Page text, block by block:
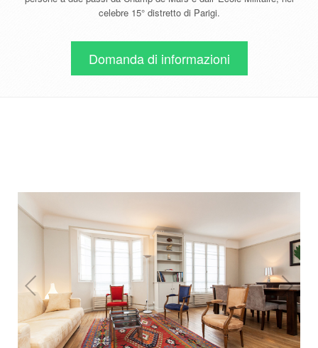
celebre 15° distretto di Parigi.
Domanda di informazioni